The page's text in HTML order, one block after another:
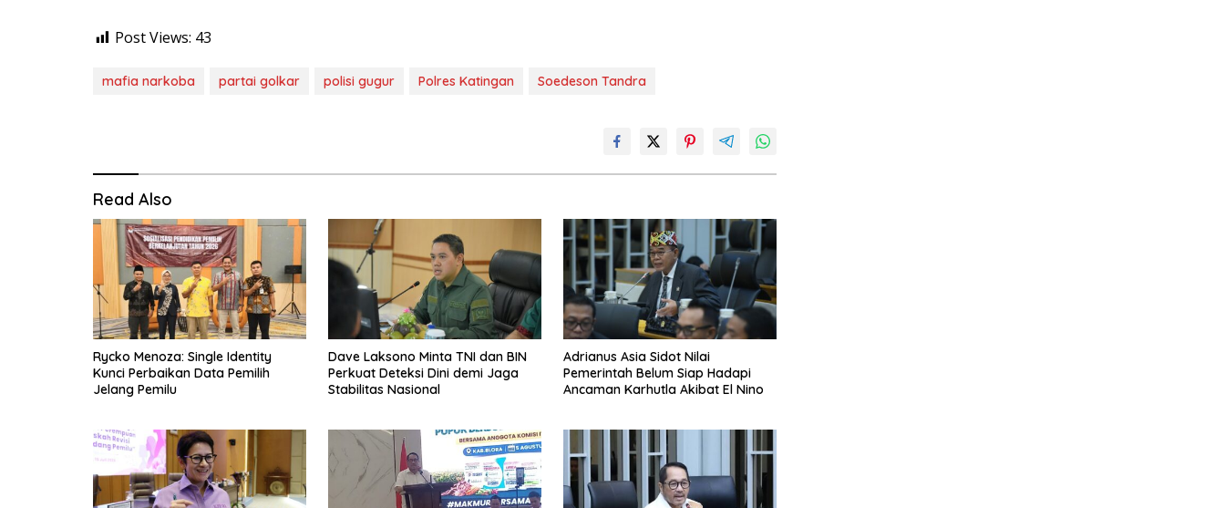
Post Views: 43
mafia narkoba partai golkar polisi gugur Polres Katingan Soedeson Tandra
Read Also
Rycko Menoza: Single Identity
Kunci Perbaikan Data Pemilih
Jelang Pemilu
Dave Laksono Minta TNI dan BIN
Perkuat Deteksi Dini demi Jaga
Stabilitas Nasional
Adrianus Asia Sidot Nilai
Pemerintah Belum Siap Hadapi
Ancaman Karhutla Akibat El Nino